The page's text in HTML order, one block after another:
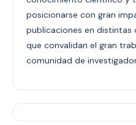
posicionarse con gran
publicaciones en distintas
que convalidan el gran
comunidad de